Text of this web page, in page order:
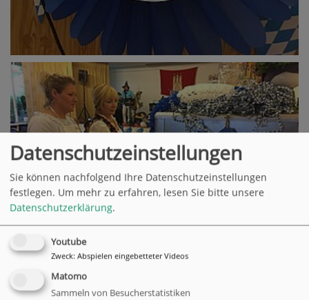
Datenschutzeinstellungen
Sie können nachfolgend Ihre Datenschutzeinstellungen
festlegen. Um mehr zu erfahren, lesen Sie bitte unsere
Datenschutzerklärung.
Youtube
Zweck: Abspielen eingebetteter Videos
Matomo
Sammeln von Besucherstatistiken